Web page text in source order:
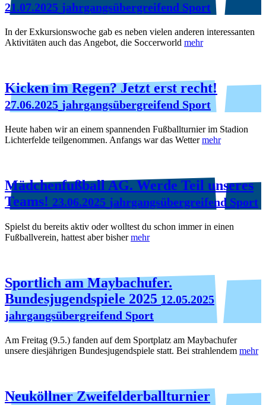
21.07.2025 jahrgangsübergreifend Sport
In der Exkursionswoche gab es neben vielen anderen interessanten
Aktivitäten auch das Angebot, die Soccerworld mehr
Kicken im Regen? Jetzt erst recht!
27.06.2025 jahrgangsübergreifend Sport
Heute haben wir an einem spannenden Fußballturnier im Stadion
Lichterfelde teilgenommen. Anfangs war das Wettermehr
Mädchenfußball AG. Werde Teil unseres
Teams! 23.06.2025 jahrgangsübergreifend Sport
Spielst du bereits aktiv oder wolltest du schon immer in einen
Fußballverein, hattest aber bishermehr
Sportlich am Maybachufer.
Bundesjugendspiele 2025 12.05.2025
jahrgangsübergreifend Sport
Am Freitag (9.5.) fanden auf dem Sportplatz am Maybachufer
unsere diesjährigen Bundesjugendspiele statt. Bei strahlendem mehr
Neuköllner Zweifelderballturnier